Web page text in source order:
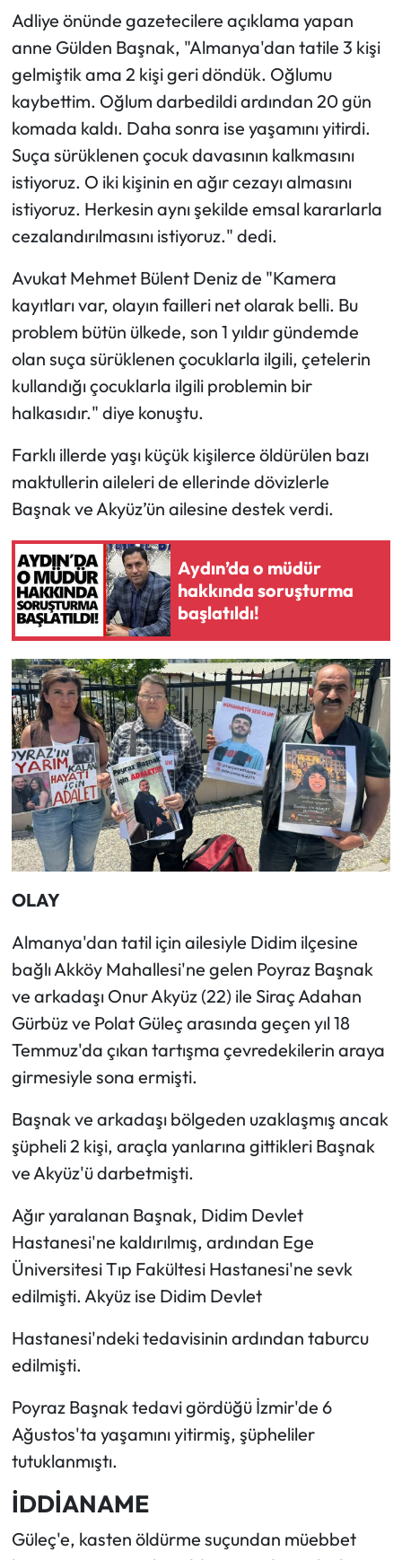
Adliye önünde gazetecilere açıklama yapan
anne Gülden Başnak, "Almanya'dan tatile 3 kişi
gelmiştik ama 2 kişi geri döndük. Oğlumu
kaybettim. Oğlum darbedildi ardından 20 gün
komada kaldı. Daha sonra ise yaşamını yitirdi.
Suça sürüklenen çocuk davasının kalkmasını
istiyoruz. O iki kişinin en ağır cezayı almasını
istiyoruz. Herkesin aynı şekilde emsal kararlarla
cezalandırılmasını istiyoruz." dedi.
Avukat Mehmet Bülent Deniz de "Kamera
kayıtları var, olayın failleri net olarak belli. Bu
problem bütün ülkede, son 1 yıldır gündemde
olan suça sürüklenen çocuklarla ilgili, çetelerin
kullandığı çocuklarla ilgili problemin bir
halkasıdır." diye konuştu.
Farklı illerde yaşı küçük kişilerce öldürülen bazı
maktullerin aileleri de ellerinde dövizlerle
Başnak ve Akyüz’ün ailesine destek verdi.
Aydın’da o müdür
hakkında soruşturma
başlatıldı!
OLAY
Almanya'dan tatil için ailesiyle Didim ilçesine
bağlı Akköy Mahallesi'ne gelen Poyraz Başnak
ve arkadaşı Onur Akyüz (22) ile Siraç Adahan
Gürbüz ve Polat Güleç arasında geçen yıl 18
Temmuz'da çıkan tartışma çevredekilerin araya
girmesiyle sona ermişti.
Başnak ve arkadaşı bölgeden uzaklaşmış ancak
şüpheli 2 kişi, araçla yanlarına gittikleri Başnak
ve Akyüz'ü darbetmişti.
Ağır yaralanan Başnak, Didim Devlet
Hastanesi'ne kaldırılmış, ardından Ege
Üniversitesi Tıp Fakültesi Hastanesi'ne sevk
edilmişti. Akyüz ise Didim Devlet
Hastanesi'ndeki tedavisinin ardından taburcu
edilmişti.
Poyraz Başnak tedavi gördüğü İzmir'de 6
Ağustos'ta yaşamını yitirmiş, şüpheliler
tutuklanmıştı.
İDDİANAME
Güleç'e, kasten öldürme suçundan müebbet